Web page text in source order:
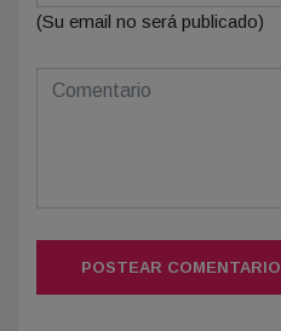
(Su email no será publicado)
POSTEAR COMENTARIO